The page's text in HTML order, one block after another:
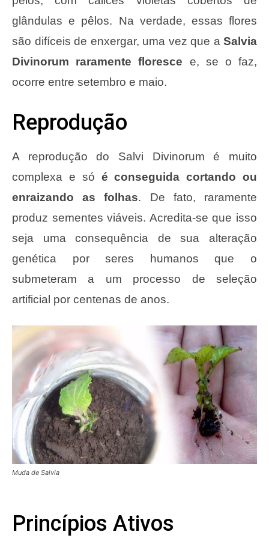
glândulas e pêlos. Na verdade, essas flores
são difíceis de enxergar, uma vez que a Salvia
Divinorum raramente floresce e, se o faz,
ocorre entre setembro e maio.
Reprodução
A reprodução do Salvi Divinorum é muito
complexa e só é conseguida cortando ou
enraizando as folhas. De fato, raramente
produz sementes viáveis. Acredita-se que isso
seja uma consequência de sua alteração
genética por seres humanos que o
submeteram a um processo de seleção
artificial por centenas de anos.
Muda de Salvia
Princípios Ativos